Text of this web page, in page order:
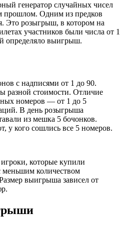
генератор случайных чисел
прошлом. Одним из предков
Это розыгрыш, в котором на
участников были числа от 1
определяло выигрыш.
с надписями от 1 до 90.
разной стоимости. Отличие
номеров — от 1 до 5
В день розыгрыша
из мешка 5 бочонков.
у кого сошлись все 5 номеров.
которые купили
количеством
выигрыша зависел от